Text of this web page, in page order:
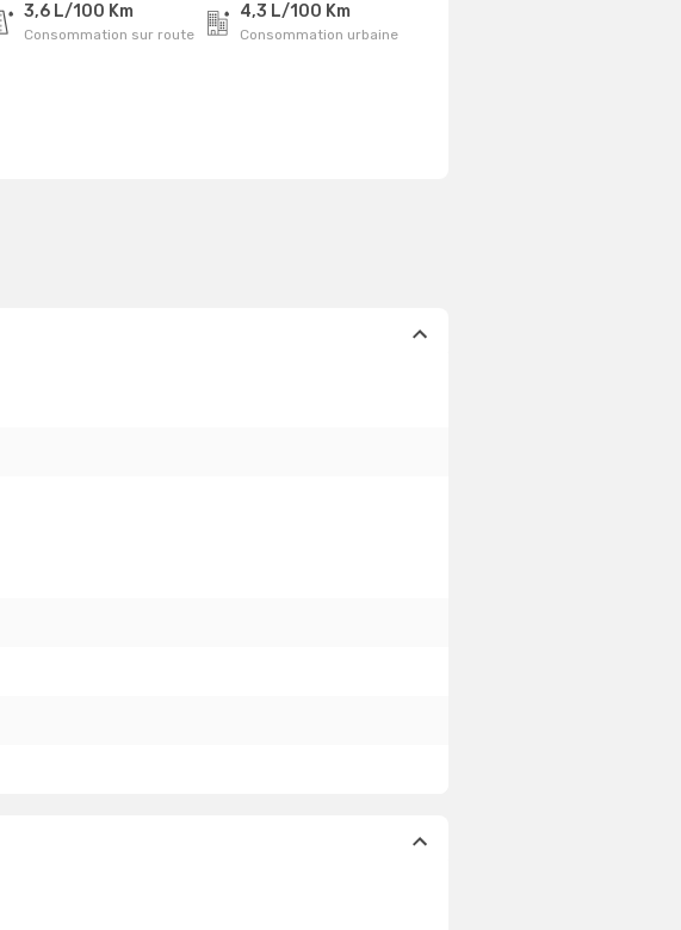
3,6 L/100 Km
Consommation sur route
4,3 L/100 Km
Consommation urbaine